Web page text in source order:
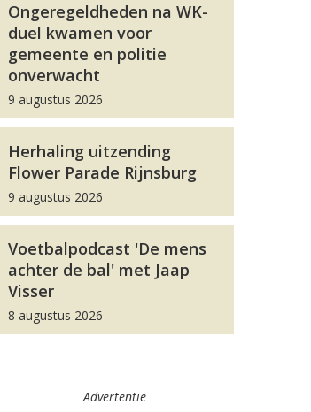
Ongeregeldheden na WK-
duel kwamen voor
gemeente en politie
onverwacht
9 augustus 2026
Herhaling uitzending
Flower Parade Rijnsburg
9 augustus 2026
Voetbalpodcast 'De mens
achter de bal' met Jaap
Visser
8 augustus 2026
Advertentie